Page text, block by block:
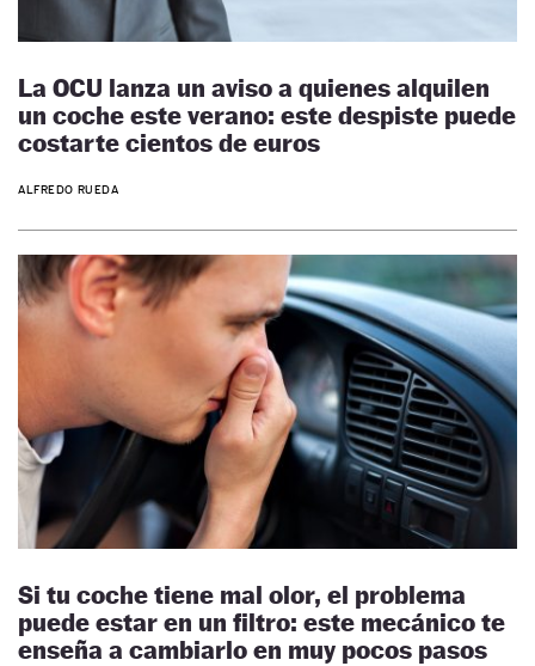
La OCU lanza un aviso a quienes alquilen
un coche este verano: este despiste puede
costarte cientos de euros
ALFREDO RUEDA
Si tu coche tiene mal olor, el problema
puede estar en un filtro: este mecánico te
enseña a cambiarlo en muy pocos pasos